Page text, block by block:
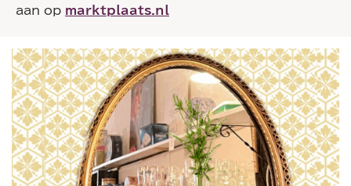
aan op marktplaats.nl